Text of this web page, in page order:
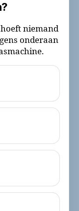
hoeft niemand
onderaan